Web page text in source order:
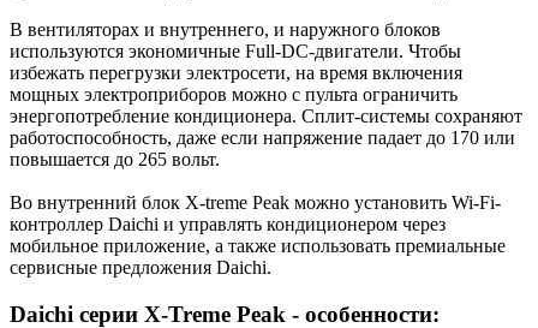
В вентиляторах и внутреннего, и наружного блоков
используются экономичные Full-DC-двигатели. Чтобы
избежать перегрузки электросети, на время включения
мощных электроприборов можно с пульта ограничить
энергопотребление кондиционера. Сплит-системы сохраняют
работоспособность, даже если напряжение падает до 170 или
повышается до 265 вольт.
Во внутренний блок X-treme Peak можно установить Wi-Fi-
контроллер Daichi и управлять кондиционером через
мобильное приложение, а также использовать премиальные
сервисные предложения Daichi.
Daichi серии X-Treme Peak - особенности: